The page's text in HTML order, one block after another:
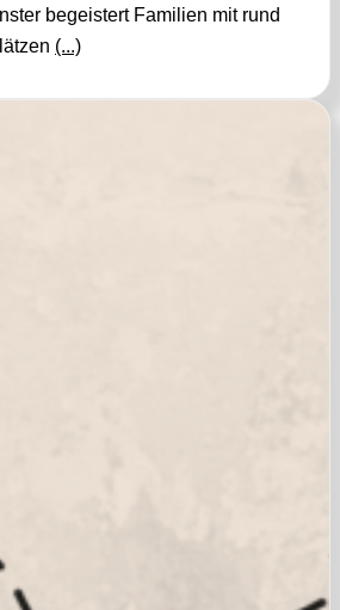
begeistert Familien mit rund
(...)